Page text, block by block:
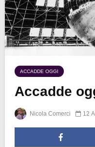
ACCADDE OGGI
Accadde
Nicola Comerci 12